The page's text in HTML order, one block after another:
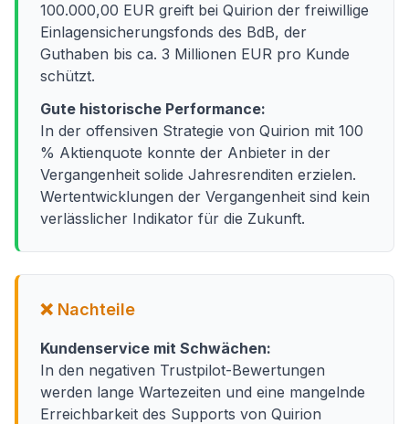
100.000,00 EUR greift bei Quirion der freiwillige
Einlagensicherungsfonds des BdB, der
Guthaben bis ca. 3 Millionen EUR pro Kunde
schützt.
Gute historische Performance:
In der offensiven Strategie von Quirion mit 100
% Aktienquote konnte der Anbieter in der
Vergangenheit solide Jahresrenditen erzielen.
Wertentwicklungen der Vergangenheit sind kein
verlässlicher Indikator für die Zukunft.
❌ Nachteile
Kundenservice mit Schwächen:
In den negativen Trustpilot-Bewertungen
werden lange Wartezeiten und eine mangelnde
Erreichbarkeit des Supports von Quirion